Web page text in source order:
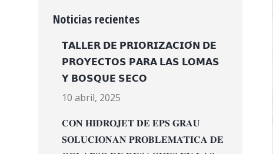
Noticias recientes
𝗧𝗔𝗟𝗟𝗘𝗥 𝗗𝗘 𝗣𝗥𝗜𝗢𝗥𝗜𝗭𝗔𝗖𝗜𝗢́𝗡 𝗗𝗘
𝗣𝗥𝗢𝗬𝗘𝗖𝗧𝗢𝗦 𝗣𝗔𝗥𝗔 𝗟𝗔𝗦 𝗟𝗢𝗠𝗔𝗦
𝗬 𝗕𝗢𝗦𝗤𝗨𝗘 𝗦𝗘𝗖𝗢
10 abril, 2025
𝐂𝐎𝐍 𝐇𝐈𝐃𝐑𝐎𝐉𝐄𝐓 𝐃𝐄 𝐄𝐏𝐒 𝐆𝐑𝐀𝐔
𝐒𝐎𝐋𝐔𝐂𝐈𝐎𝐍𝐀𝐍 𝐏𝐑𝐎𝐁𝐋𝐄𝐌𝐀́𝐓𝐈𝐂𝐀 𝐃𝐄